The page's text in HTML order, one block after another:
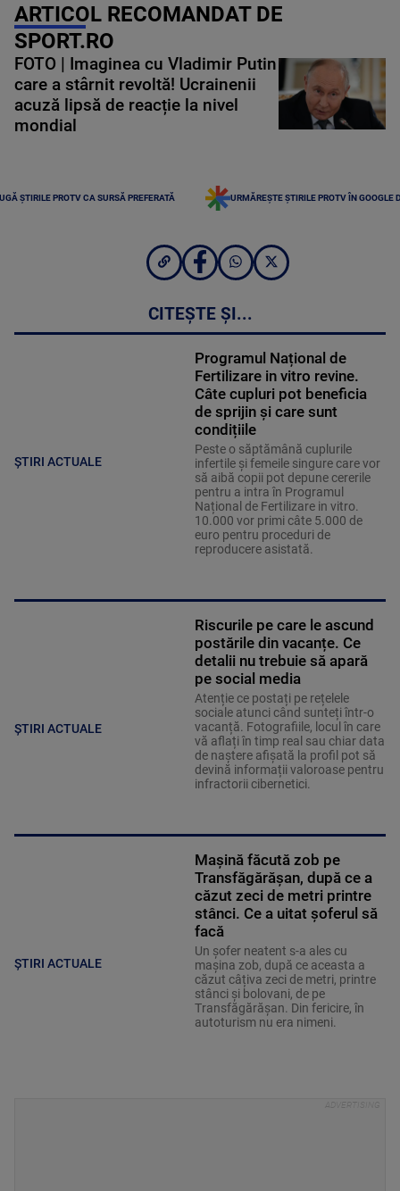
ARTICOL RECOMANDAT DE
SPORT.RO
FOTO | Imaginea cu Vladimir Putin
care a stârnit revoltă! Ucrainenii
acuză lipsă de reacție la nivel
mondial
ȘTIRILE PROTV CA SURSĂ PREFERATĂ URMĂREȘTE ȘTIRILE PROTV ÎN GOOGLE
CITEȘTE ȘI...
ȘTIRI ACTUALE
Programul Național de
Fertilizare in vitro revine.
Câte cupluri pot beneficia
de sprijin și care sunt
condițiile
Peste o săptămână cuplurile
infertile și femeile singure care vor
să aibă copii pot depune cererile
pentru a intra în Programul
Național de Fertilizare in vitro.
10.000 vor primi câte 5.000 de
euro pentru proceduri de
reproducere asistată.
ȘTIRI ACTUALE
Riscurile pe care le ascund
postările din vacanțe. Ce
detalii nu trebuie să apară
pe social media
Atenție ce postați pe rețelele
sociale atunci când sunteți într-o
vacanță. Fotografiile, locul în care
vă aflați în timp real sau chiar data
de naștere afișată la profil pot să
devină informații valoroase pentru
infractorii cibernetici.
ȘTIRI ACTUALE
Mașină făcută zob pe
Transfăgărășan, după ce a
căzut zeci de metri printre
stânci. Ce a uitat șoferul să
facă
Un șofer neatent s-a ales cu
mașina zob, după ce aceasta a
căzut câțiva zeci de metri, printre
stânci și bolovani, de pe
Transfăgărășan. Din fericire, în
autoturism nu era nimeni.